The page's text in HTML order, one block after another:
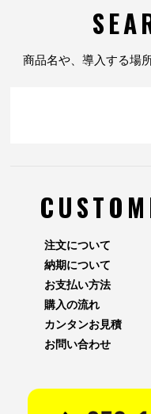
商品名や、導入する場
注文について
納期について
お支払い方法
購入の流れ
カンタンお見積
お問い合わせ